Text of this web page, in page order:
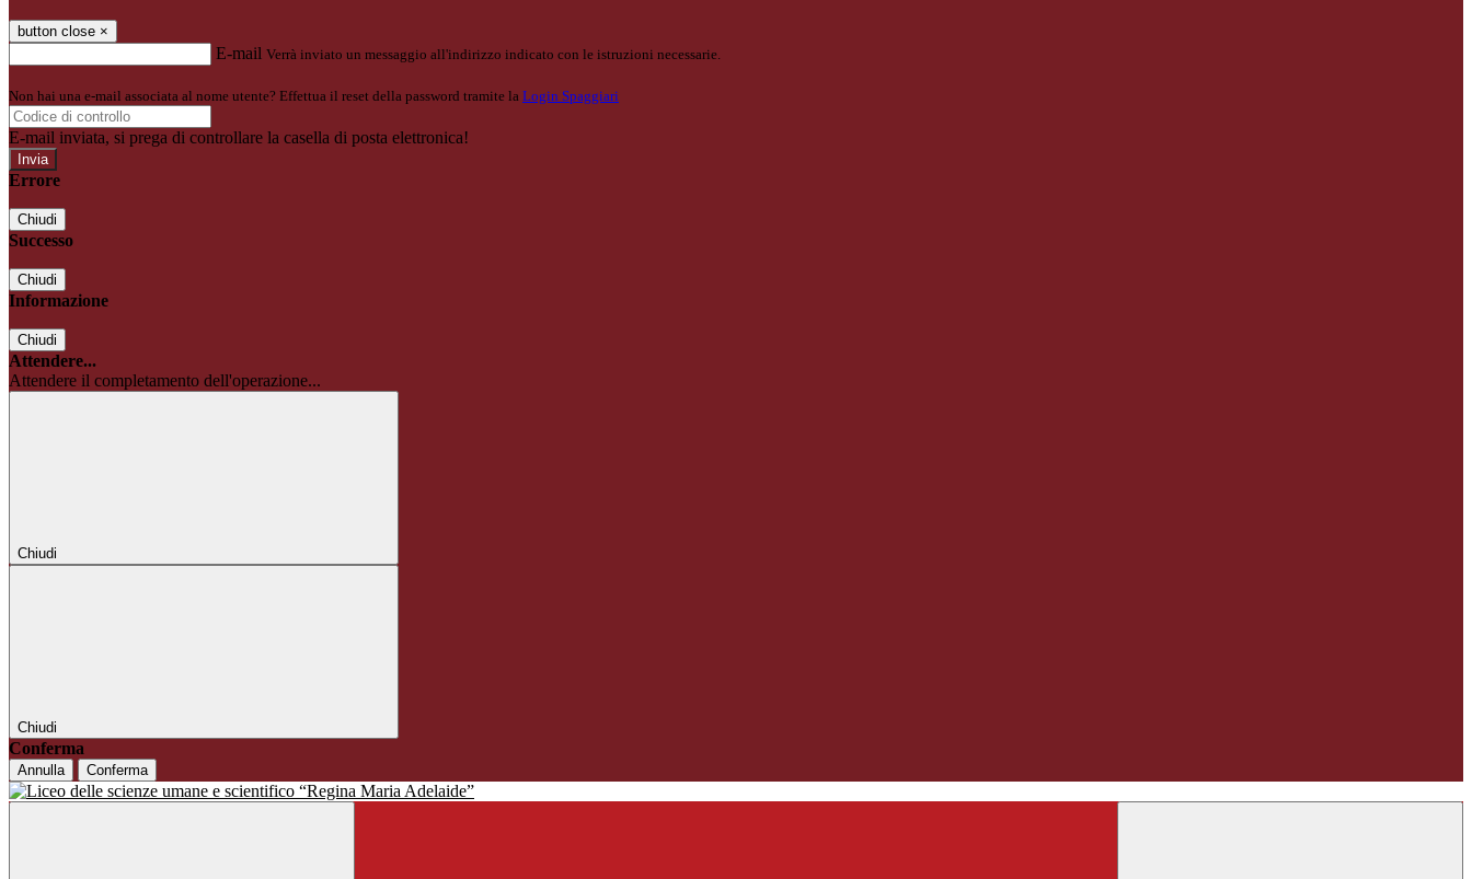
button close ×
E-mail Verrà inviato un messaggio all'indirizzo indicato con le istruzioni necessarie.
Non hai una e-mail associata al nome utente? Effettua il reset della password tramite la Login Spaggiari
E-mail inviata, si prega di controllare la casella di posta elettronica!
Errore
Chiudi
Successo
Chiudi
Informazione
Chiudi
Attendere...
Attendere il completamento dell'operazione...
Chiudi
Chiudi
Conferma
Annulla Conferma